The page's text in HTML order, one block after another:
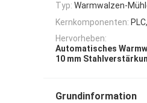
Typ: Warmwalzen-
Kernkomponenten:
Hervorheben:
Automatisches
10 mm
Grundinformation